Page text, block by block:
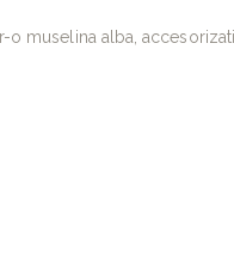
o muselina alba,